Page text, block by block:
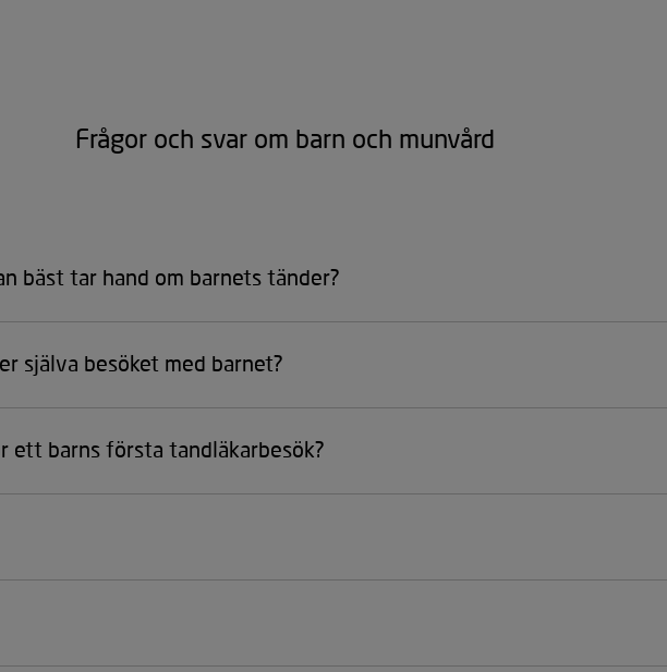
Frågor och svar om barn och munvård
bäst tar hand om barnets tänder?
själva besöket med barnet?
ett barns första tandläkarbesök?